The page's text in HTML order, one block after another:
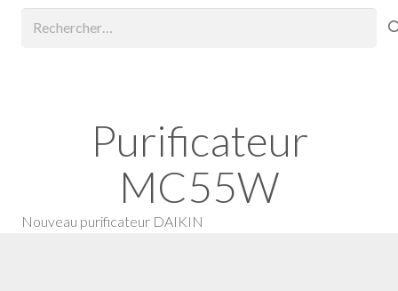
Purificateur
MC55W
Nouveau purificateur DAIKIN